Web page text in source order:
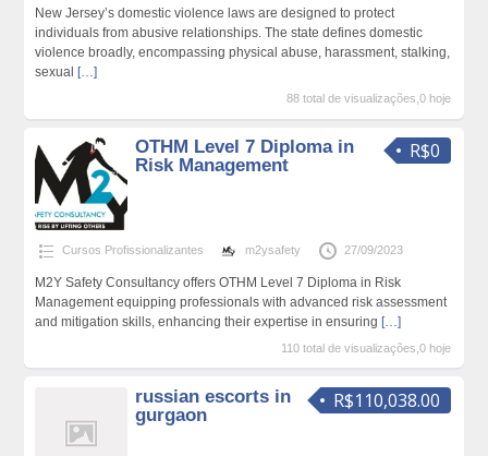
New Jersey’s domestic violence laws are designed to protect
individuals from abusive relationships. The state defines domestic
violence broadly, encompassing physical abuse, harassment, stalking,
sexual […]
88 total de visualizações,0 hoje
R$0
OTHM Level 7 Diploma in
Risk Management
Cursos Profissionalizantes m2ysafety 27/09/2023
M2Y Safety Consultancy offers OTHM Level 7 Diploma in Risk
Management equipping professionals with advanced risk assessment
and mitigation skills, enhancing their expertise in ensuring […]
110 total de visualizações,0 hoje
R$110,038.00
russian escorts in
gurgaon